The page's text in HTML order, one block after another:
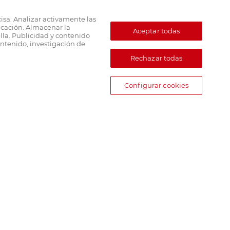
Analizar activamente las
Almacenar la
Publicidad y contenido
investigación de
Aceptar todas
Rechazar todas
Configurar cookies